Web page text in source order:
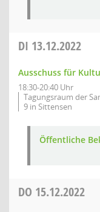
DI 13.12.2022
Ausschuss für
18:30-20:40 Uhr
Tagungsraum der
9 in Sittensen
Öffentliche
DO 15.12.2022